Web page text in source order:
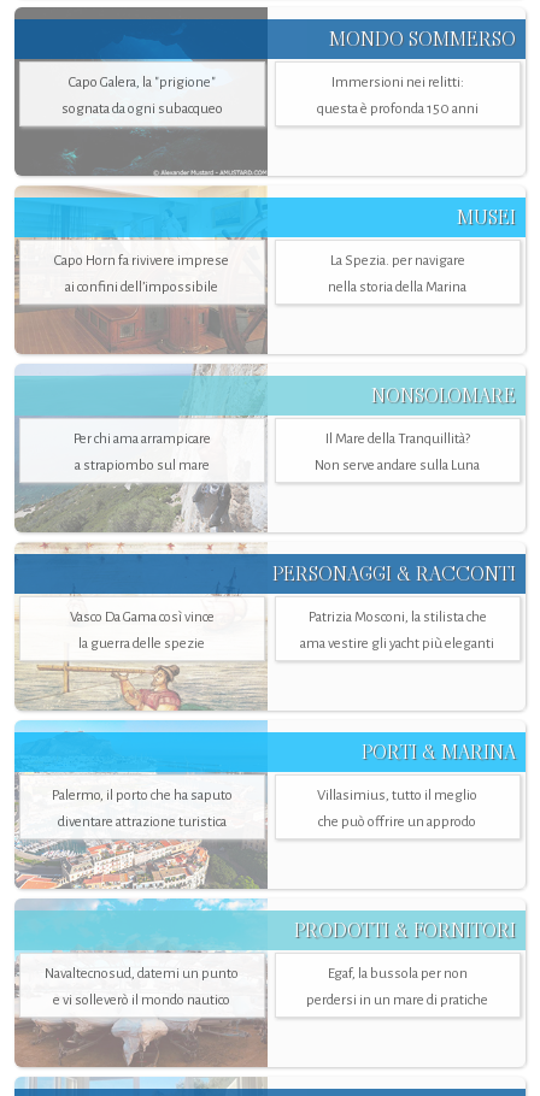
MONDO SOMMERSO
Capo Galera, la "prigione"
sognata da ogni subacqueo
Immersioni nei relitti:
questa è profonda 150 anni
MUSEI
Capo Horn fa rivivere imprese
ai confini dell’impossibile
La Spezia. per navigare
nella storia della Marina
NONSOLOMARE
Per chi ama arrampicare
a strapiombo sul mare
Il Mare della Tranquillità?
Non serve andare sulla Luna
PERSONAGGI & RACCONTI
Vasco Da Gama così vince
la guerra delle spezie
Patrizia Mosconi, la stilista che
ama vestire gli yacht più eleganti
PORTI & MARINA
Palermo, il porto che ha saputo
diventare attrazione turistica
Villasimius, tutto il meglio
che può offrire un approdo
PRODOTTI & FORNITORI
Navaltecnosud, datemi un punto
e vi solleverò il mondo nautico
Egaf, la bussola per non
perdersi in un mare di pratiche